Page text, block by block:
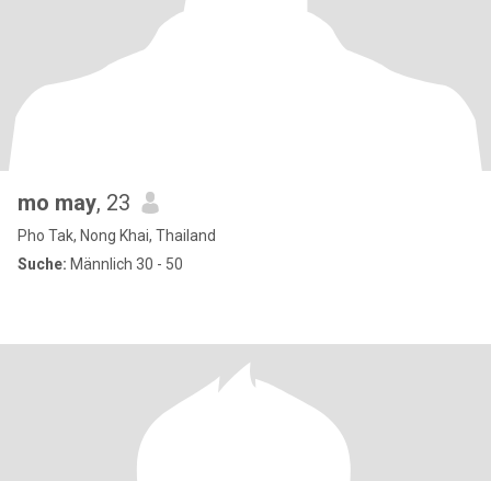
mo may, 23
Pho Tak, Nong Khai, Thailand
Suche: Männlich 30 - 50